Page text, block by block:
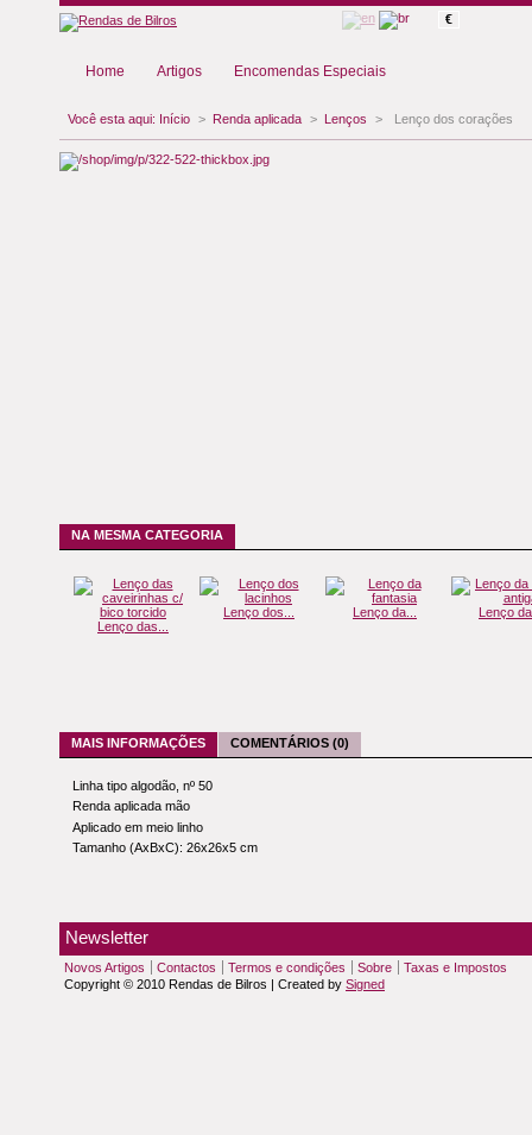
€
Home Artigos Encomendas Especiais
Você esta aqui: Início > Renda aplicada > Lenços > Lenço dos corações
NA MESMA CATEGORIA
Lenço das...
Lenço dos... Lenço da... Lenço
MAIS INFORMAÇÕES COMENTÁRIOS (0)
Linha tipo algodão, nº 50
Renda aplicada mão
Aplicado em meio linho
Tamanho (AxBxC): 26x26x5 cm
Newsletter
Novos Artigos Contactos Termos e condições Sobre
Taxas e Impostos
Copyright © 2010 Rendas de Bilros | Created by Signed